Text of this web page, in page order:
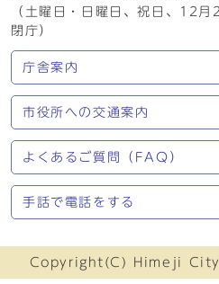
（土曜日・日曜日、祝日、12
閉庁）
庁舎案内
市役所への交通案内
よくあるご質問（FAQ）
手話で電話をする
Copyright(C) Himeji